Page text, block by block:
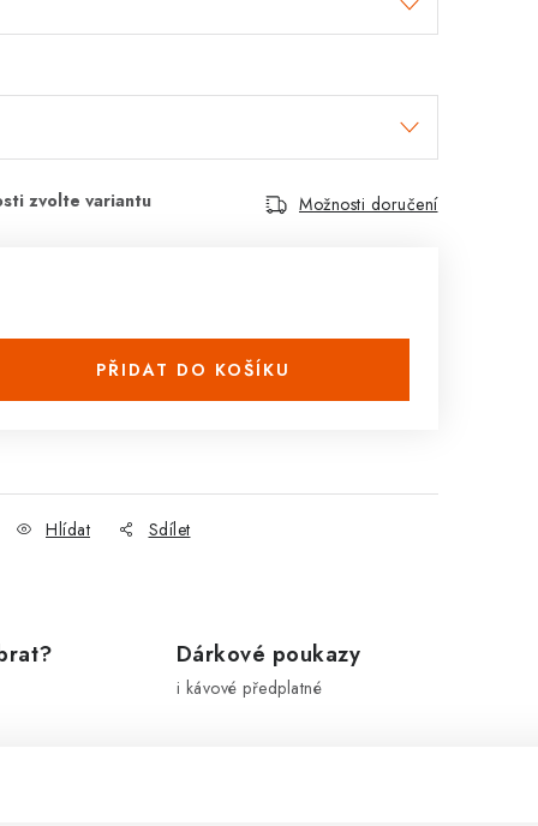
Možnosti doručení
PŘIDAT DO KOŠÍKU
Hlídat Sdílet
Dárkové poukazy
i kávové předplatné